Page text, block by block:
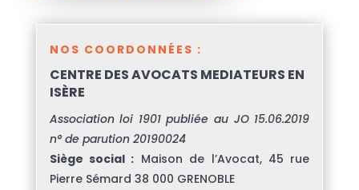
NOS COORDONNÉES :
CENTRE DES AVOCATS MEDIATEURS EN
ISÈRE
Association loi 1901 publiée au JO 15.06.2019
n° de parution 20190024
Siège social : Maison de l’Avocat, 45 rue
Pierre Sémard 38 000 GRENOBLE